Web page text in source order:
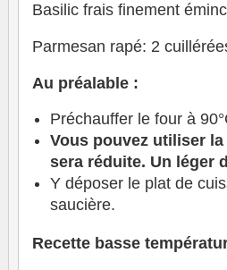
Basilic frais finement
Parmesan rapé: 2
Au préalable :
Préchauffer le four à
Vous pouvez utiliser
sera réduite. Un léger
Y déposer le plat de
saucière.
Recette basse